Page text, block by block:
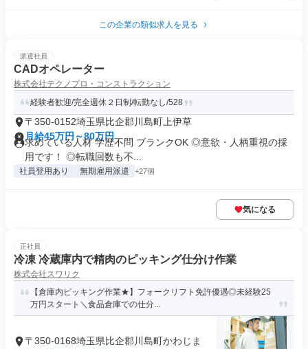
この企業の類似求人を見る
派遣社員
CADオペレーター
株式会社テクノプロ・コンストラクション
経験者歓迎/完全週休２日制/転勤なし/528
〒350-0152埼玉県比企郡川島町上伊草
月給45万円～80万円
求めている人材 学歴不問 ブランクOK ◎意欲・人柄重視の採
用です！ ◎転職回数も不...
社員登用あり 無期雇用派遣 +27個
気になる
正社員
冷凍 冷蔵庫内で精肉のピッキング仕分け作業
株式会社スワリク
【倉庫内ピッキング作業★】フォークリフト免許優遇◎未経験25
万円スタート＼食品倉庫での仕分...
〒350-0168埼玉県比企郡川島町かわじま